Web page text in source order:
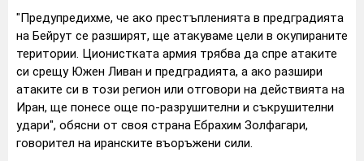
"Предупредихме, че ако престъпленията в предградията
на Бейрут се разширят, ще атакуваме цели в окупираните
територии. Ционистката армия трябва да спре атаките
си срещу Южен Ливан и предградията, а ако разшири
атаките си в този регион или отговори на действията на
Иран, ще понесе още по-разрушителни и съкрушителни
удари", обясни от своя страна Ебрахим Золфагари,
говорител на иранските въоръжени сили.